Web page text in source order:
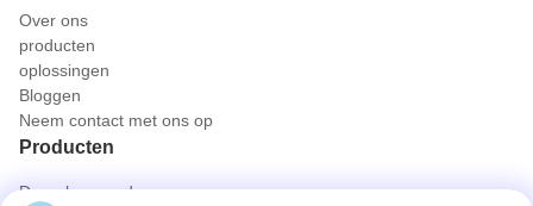
Over ons
producten
oplossingen
Bloggen
Neem contact met ons op
Producten
Draagbare endoscoopcamera